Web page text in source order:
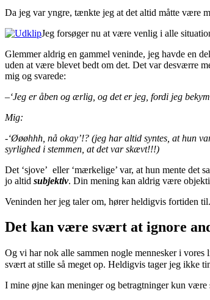
Da jeg var yngre, tænkte jeg at det altid måtte være
Jeg forsøger nu at være venlig i alle
Glemmer aldrig en gammel veninde, jeg havde en
uden at være blevet bedt om det. Det var desværre
mig og svarede:
–‘Jeg er åben og ærlig, og det er jeg, fordi jeg
Mig:
-‘Øøøhhh, nå okay’!? (jeg har altid syntes, at hun
syrlighed i stemmen, at det var skævt!!!)
Det ‘sjove’ eller ‘mærkelige’ var, at hun mente det
jo altid subjektiv. Din mening kan aldrig være
Veninden her jeg taler om, hører heldigvis fortiden til.
Det kan være svært at ignore
Og vi har nok alle sammen nogle mennesker i vores
svært at stille så meget op. Heldigvis tager jeg ikke
I mine øjne kan meninger og betragtninger kun